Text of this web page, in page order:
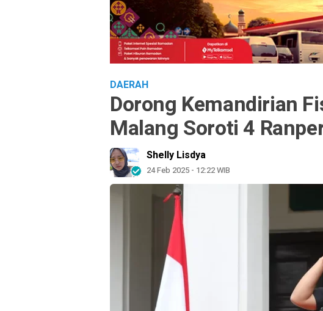
DAERAH
Dorong Kemandirian
Malang Soroti 4
Shelly Lisdya
24 Feb 2025 - 12:22 WIB